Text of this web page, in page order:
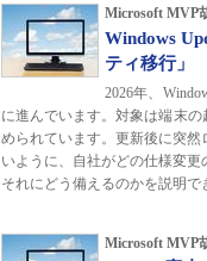
Microsoft MVP
Windows
ティ移行」
2026年、
に進んでいます。対象は端末の
められています。更新後に突
いように、自社がどの仕様変
それにどう備えるのかを説明で
Microsoft MVP